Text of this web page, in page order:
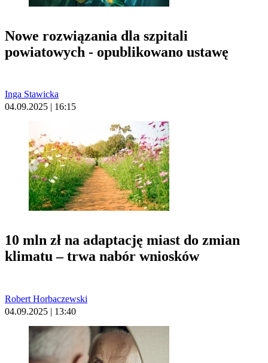
Nowe rozwiązania dla szpitali
powiatowych - opublikowano ustawę
Inga Stawicka
04.09.2025 | 16:15
10 mln zł na adaptację miast do zmian
klimatu – trwa nabór wniosków
Robert Horbaczewski
04.09.2025 | 13:40